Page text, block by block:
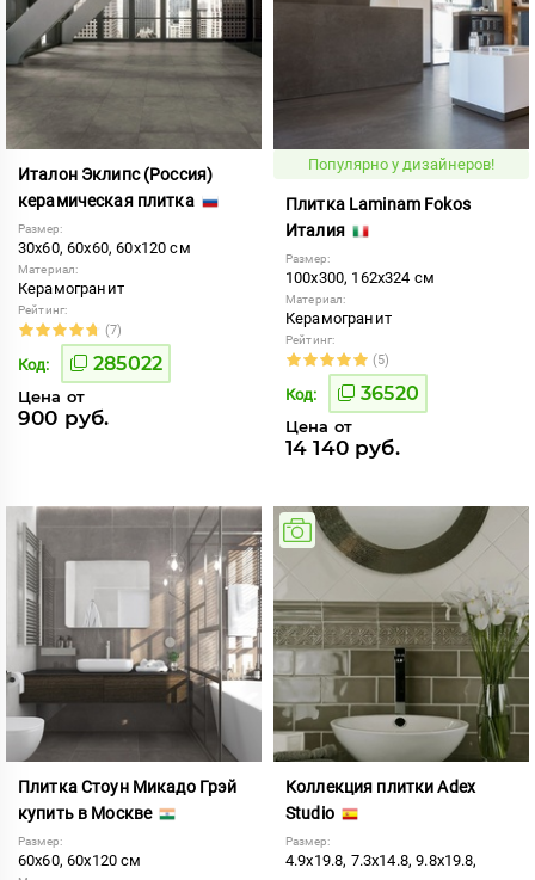
Италон Эклипс (Россия)
керамическая плитка
Размер:
30x60, 60x60, 60x120 см
Материал:
Керамогранит
Рейтинг:
(7)
Код: 285022
Цена от
900 руб.
Популярно у дизайнеров!
Плитка Laminam Fokos
Италия
Размер:
100x300, 162x324 см
Материал:
Керамогранит
Рейтинг:
(5)
Код: 36520
Цена от
14 140 руб.
Плитка Стоун Микадо Грэй
купить в Москве
Размер:
60x60, 60x120 см
Коллекция плитки Adex
Studio
Размер:
4.9x19.8, 7.3x14.8, 9.8x19.8,